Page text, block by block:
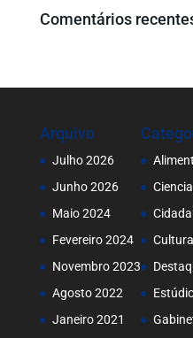
Comentários
Arquivo
Julho 2026
Junho 2026
Maio 2024
Fevereiro 2024
Novembro 2023
Agosto 2022
Janeiro 2021
Cultura